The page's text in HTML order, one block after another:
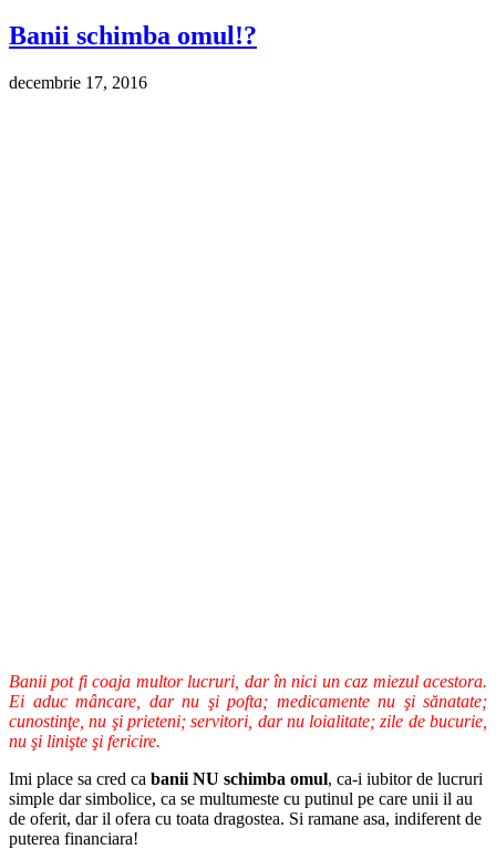
Banii schimba omul!?
decembrie 17, 2016
Banii pot fi coaja multor lucruri, dar în nici un caz miezul acestora.
Ei aduc mâncare, dar nu şi pofta; medicamente nu şi sănatate;
cunostinţe, nu şi prieteni; servitori, dar nu loialitate; zile de bucurie,
nu şi linişte şi fericire.
Imi place sa cred ca banii NU schimba omul, ca-i iubitor de lucruri
simple dar simbolice, ca se multumeste cu putinul pe care unii il au
de oferit, dar il ofera cu toata dragostea. Si ramane asa, indiferent de
puterea financiara!